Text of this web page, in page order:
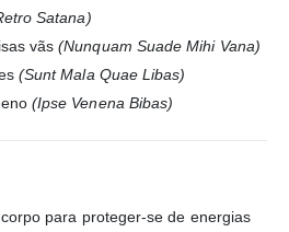
Satana)
vãs(Nunquam Suade Mihi Vana)
(Sunt Mala Quae Libas)
(Ipse Venena Bibas)
para proteger-se de energias